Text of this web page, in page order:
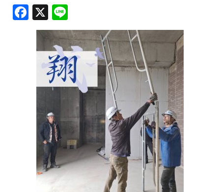
F
a
c
e
o
o
X
n
e